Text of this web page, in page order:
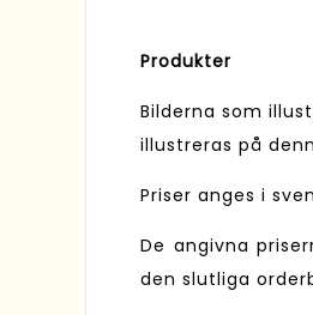
Produkter
Bilderna som
illustreras på
Priser anges i
De angivna
den slutliga